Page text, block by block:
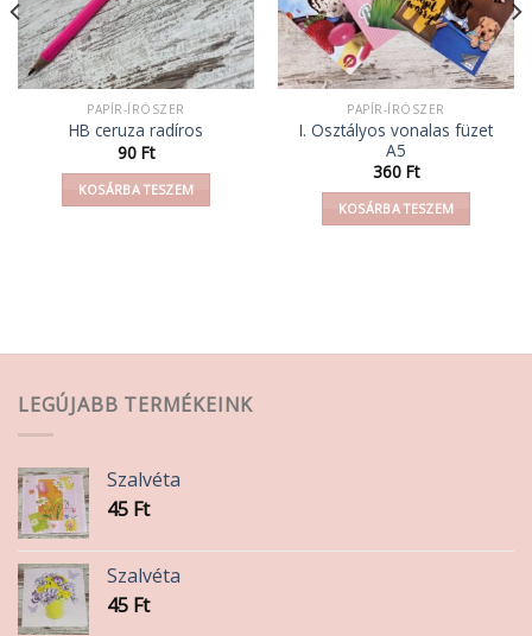
PAPÍR-ÍRÓSZER
HB ceruza radíros
90 Ft
KOSÁRBA TESZEM
PAPÍR-ÍRÓSZER
I. Osztályos vonalas füzet
A5
360 Ft
KOSÁRBA TESZEM
LEGÚJABB TERMÉKEINK
Szalvéta
45 Ft
Szalvéta
45 Ft